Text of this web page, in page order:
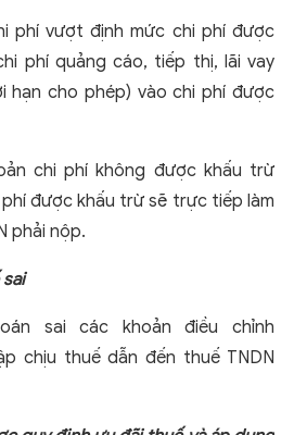
phí vượt định mức chi phí được
phí quảng cáo, tiếp thị, lãi vay
hạn cho phép) vào chi phí được
chi phí không được khấu trừ
được khấu trừ sẽ trực tiếp làm
phải nộp.
sai các khoản điều chỉnh
chịu thuế dẫn đến thuế TNDN